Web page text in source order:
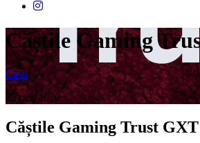
Căștile Gaming
Casti
25 oct. 2020
Căștile Gaming Trust